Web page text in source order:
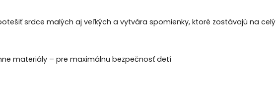
srdce malých aj veľkých a vytvára spomienky, ktoré zostávajú na celý
materiály – pre maximálnu bezpečnosť detí